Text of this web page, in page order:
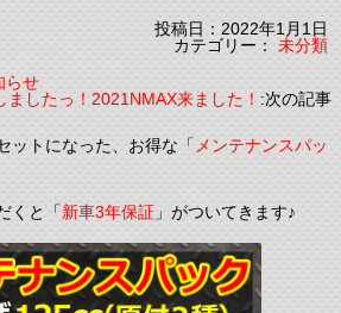
投稿日：2022年1月1日
カテゴリー：未分類
らせ
ましたっ！2021NMAX来ました！:次の記事
ットになった、お得な「メンテナンスパッ
くと「新車3年保証」がついてきます♪